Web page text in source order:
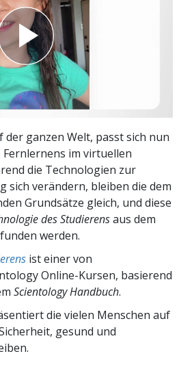
der ganzen Welt, passt sich nun
Fernlernens im virtuellen
die Technologien zur
verändern, bleiben die dem
Grundsätze gleich, und diese
des Studierensaus dem
werden.
ist einer von
Online-Kursen, basierend
Scientology Handbuch.
die vielen Menschen auf
gesund und